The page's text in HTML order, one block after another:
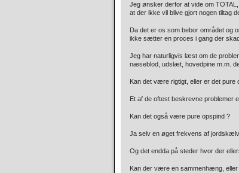
Jeg ønsker derfor at vide om
at der ikke vil blive gjort nogen tiltag
Da det er os som bebor området og
ikke sætter en proces i gang der
Jeg har naturligvis læst om de
næseblod, udslæt, hovedpine m.m.
Kan det være rigtigt, eller er det pure
Et af de oftest beskrevne problemer
Kan det også være pure opspind ?
Ja selv en øget frekvens af
Og det endda på steder hvor der
Kan der være en sammenhæng,